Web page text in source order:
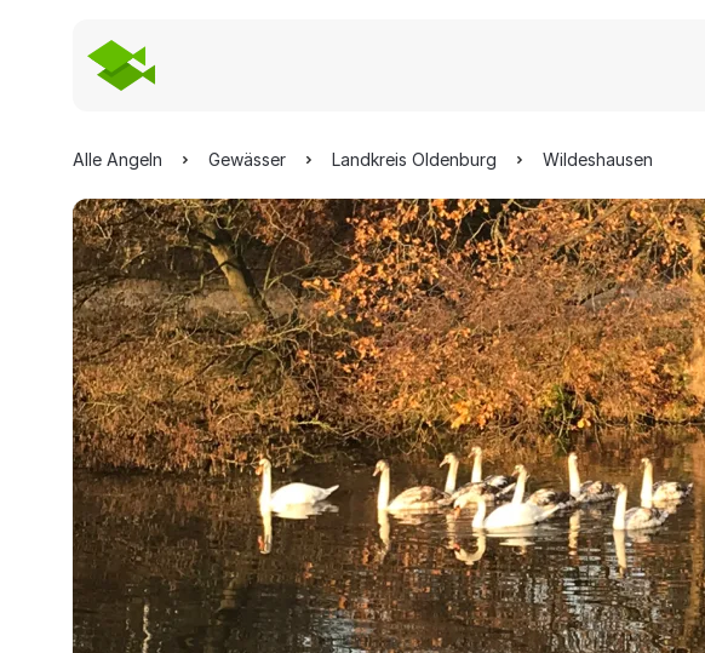
Alle Angeln Gewässer Landkreis Oldenburg Wildeshausen